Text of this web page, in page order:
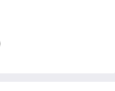
отримують: